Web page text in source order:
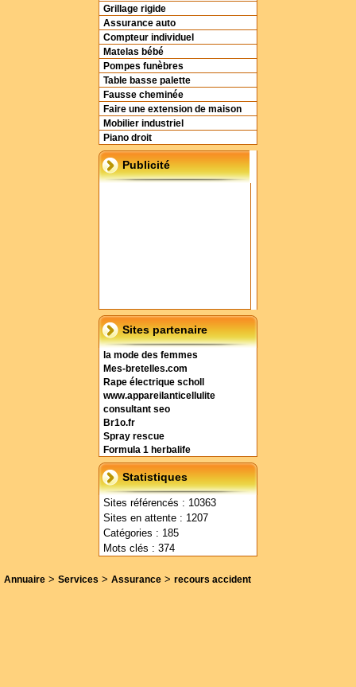
Grillage rigide
Assurance auto
Compteur individuel
Matelas bébé
Pompes funèbres
Table basse palette
Fausse cheminée
Faire une extension de maison
Mobilier industriel
Piano droit
Publicité
Sites partenaire
la mode des femmes
Mes-bretelles.com
Rape électrique scholl
www.appareilanticellulite
consultant seo
Br1o.fr
Spray rescue
Formula 1 herbalife
Statistiques
Sites référencés : 10363
Sites en attente : 1207
Catégories : 185
Mots clés : 374
Annuaire > Services > Assurance > recours accident